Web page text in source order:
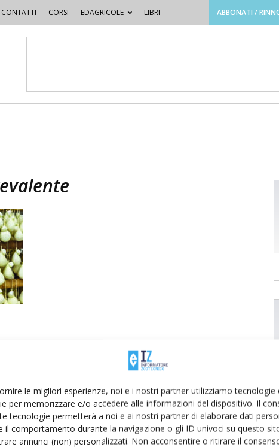
le migliori esperienze, noi e i nostri partner utilizziamo tecnologie
per memorizzare e/o accedere alle informazioni del dispositivo. Il
tecnologie permetterà a noi e ai nostri partner di elaborare dati
il comportamento durante la navigazione o gli ID univoci su questo
annunci (non) personalizzati. Non acconsentire o ritirare il
CONTATTI CORSI EDAGRICOLE LIBRI ABBONATI /